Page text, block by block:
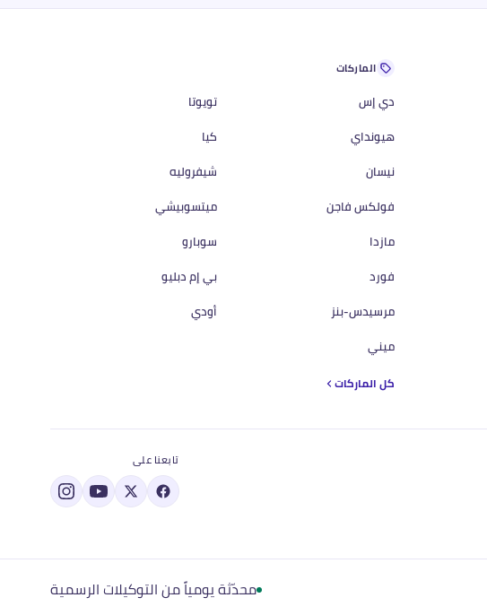
الماركات
دي إس
تويوتا
هيونداي
كيا
نيسان
شيفروليه
فولكس فاجن
ميتسوبيشي
مازدا
سوبارو
فورد
بي إم دبليو
مرسيدس-بنز
أودي
ميني
كل الماركات
تابعنا على
محدّثة يومياً من التوكيلات الرسمية